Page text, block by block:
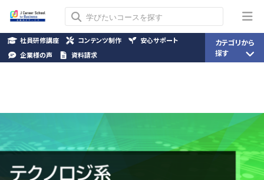
社員研修講座 コンテンツ制作
安心サポート
企業様の声
資料請求
カテゴリから
探す